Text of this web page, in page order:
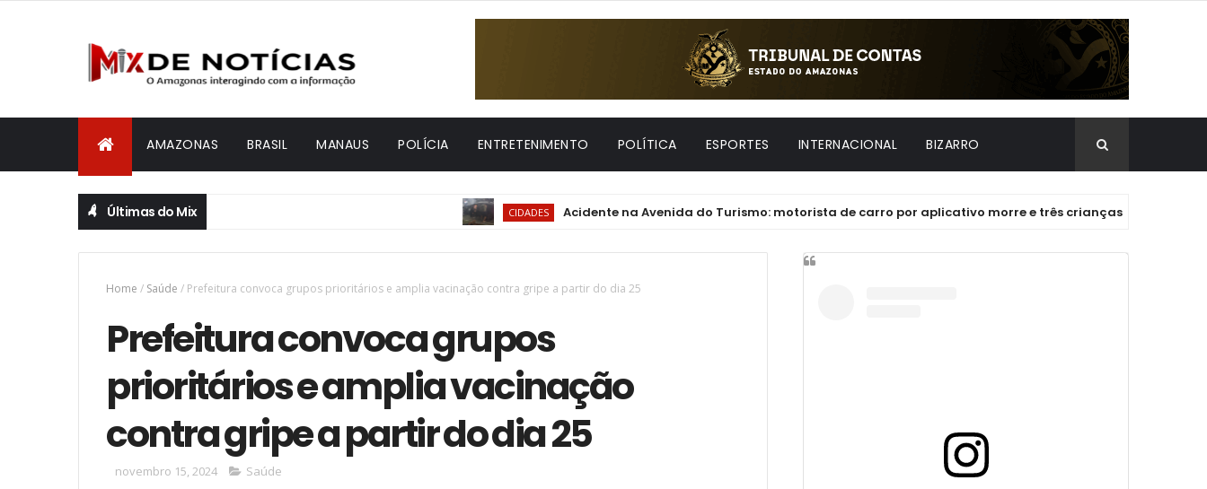
AMAZONAS BRASIL MANAUS POLÍCIA ENTRETENIMENTO POLÍTICA ESPORTES INTERNACIONAL BIZARRO
Últimas do Mix CIDADES Acidente na Avenida do Turismo: motorista de carro por aplicativo morre e três crianças ficam gravemente
Home / Saúde / Prefeitura convoca grupos prioritários e amplia vacinação contra gripe a partir do dia 25
Prefeitura convoca grupos
prioritários e amplia vacinação
contra gripe a partir do dia 25
novembro 15, 2024 Saúde